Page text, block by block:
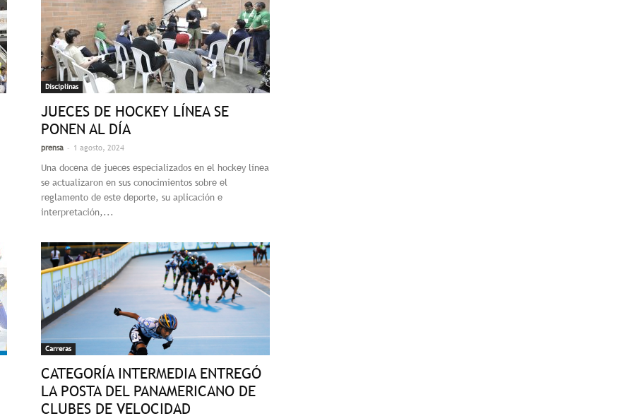
Disciplinas
JUECES DE HOCKEY LÍNEA SE
PONEN AL DÍA
prensa - 1 agosto, 2024
Una docena de jueces especializados en el hockey línea
se actualizaron en sus conocimientos sobre el
reglamento de este deporte, su aplicación e
interpretación,...
Carreras
CATEGORÍA INTERMEDIA ENTREGÓ
LA POSTA DEL PANAMERICANO DE
CLUBES DE VELOCIDAD